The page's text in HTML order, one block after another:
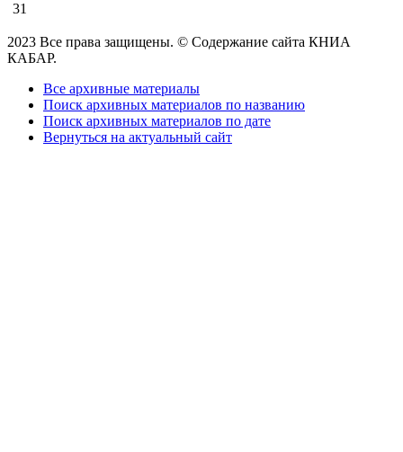
31
2023 Все права защищены. © Содержание сайта КНИА
КАБАР.
Все архивные материалы
Поиск архивных материалов по названию
Поиск архивных материалов по дате
Вернуться на актуальный сайт